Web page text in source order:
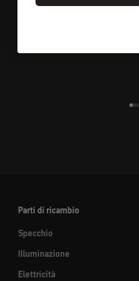
Parti di ricambio
Specchio
Illuminazione
Elettricità